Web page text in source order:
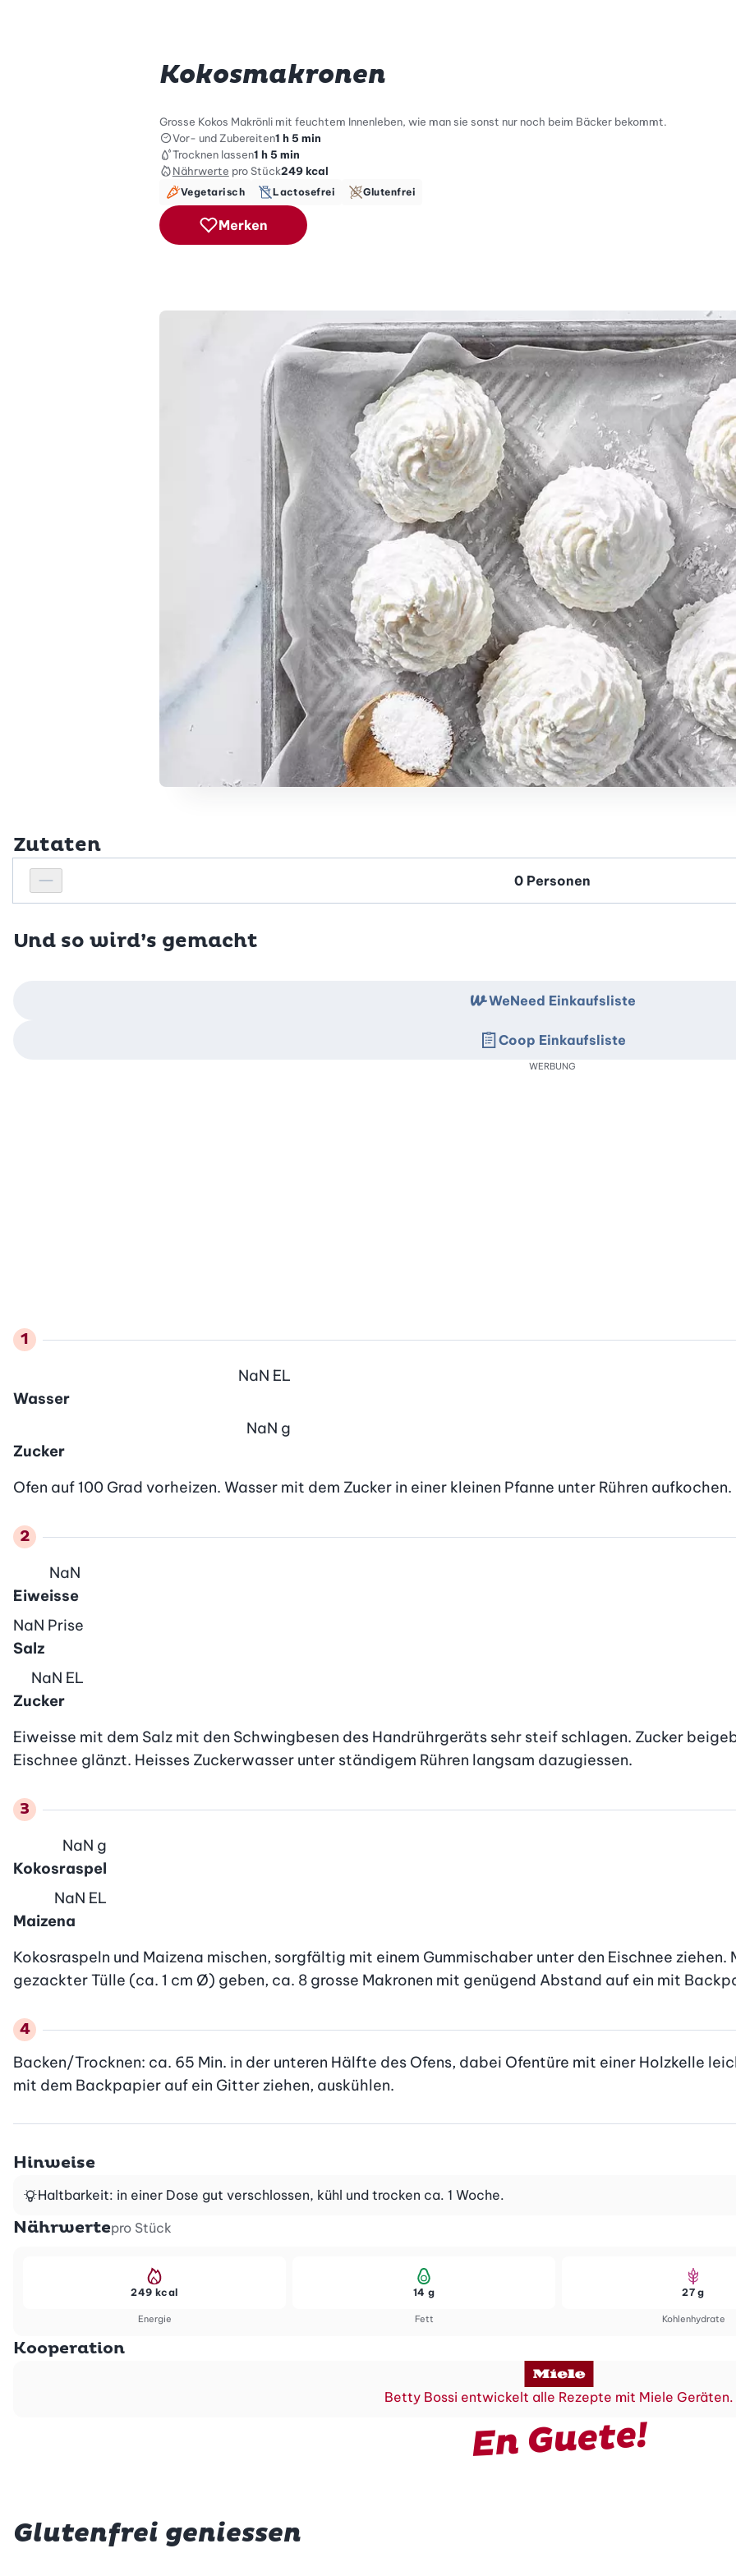
Kokosmakronen
Grosse Kokos Makrönli mit feuchtem Innenleben, wie man sie sonst nur noch beim Bäcker bekommt.
Vor- und Zubereiten1 h 5 min
Trocknen lassen1 h 5 min
Nährwerte pro Stück249 kcal
Vegetarisch Lactosefrei Glutenfrei
Merken
Zutaten
Personenanzahl verringern
Personenanzahl
Und so wird’s gemacht
Wasser
NaN EL
Zucker
NaN g
Ofen auf 100 Grad vorheizen. Wasser mit dem Zucker in einer kleinen Pfanne unter Rühren aufkochen.
Eiweisse
NaN
Salz
NaN Prise
Zucker
NaN EL
Eiweisse mit dem Salz mit den Schwingbesen des Handrührgeräts sehr steif schlagen. Zucker
Eischnee glänzt. Heisses Zuckerwasser unter ständigem Rühren langsam dazugiessen.
Kokosraspel
NaN g
Maizena
NaN EL
Kokosraspeln und Maizena mischen, sorgfältig mit einem Gummischaber unter den Eischnee ziehen.
gezackter Tülle (ca. 1 cm Ø) geben, ca. 8 grosse Makronen mit genügend Abstand auf ein mit
Backen/Trocknen: ca. 65 Min. in der unteren Hälfte des Ofens, dabei Ofentüre mit einer Holzkelle
mit dem Backpapier auf ein Gitter ziehen, auskühlen.
WeNeed Einkaufsliste
Coop Einkaufsliste
WERBUNG
Hinweise
Haltbarkeit: in einer Dose gut verschlossen, kühl und trocken ca. 1 Woche.
Nährwertepro Stück
Energie
249 kcal
Fett
14 g
Kohlenhydrate
27 g
Kooperation
Betty Bossi entwickelt alle Rezepte mit Miele Geräten.
En Guete!
Glutenfrei geniessen